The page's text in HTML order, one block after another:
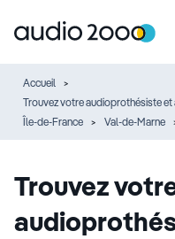
Accueil
Trouvez votre audioprothésiste
Île-de-France
Val-de-Marne
Trouvez